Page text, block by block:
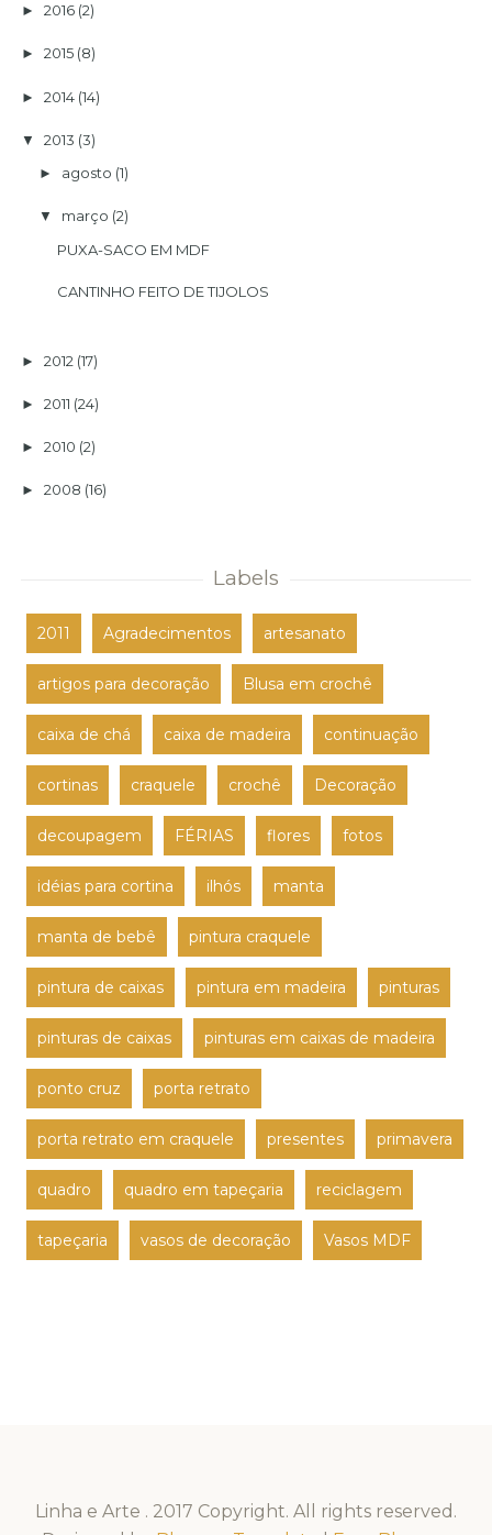
►2016 (2)
►2015 (8)
►2014 (14)
▼ 2013 (3)
► agosto (1)
▼ março (2)
PUXA-SACO EM MDF
CANTINHO FEITO DE TIJOLOS
►2012 (17)
►2011 (24)
►2010 (2)
►2008 (16)
Labels
2011 Agradecimentos artesanato
artigos para decoração Blusa em crochê
caixa de chá caixa de madeira continuação
cortinas craquele crochê Decoração
decoupagem FÉRIAS flores fotos
idéias para cortina ilhós manta
manta de bebê pintura craquele
pintura de caixas pintura em madeira pinturas
pinturas de caixas pinturas em caixas de madeira
ponto cruz porta retrato
porta retrato em craquele presentes primavera
quadro quadro em tapeçaria reciclagem
tapeçaria vasos de decoração Vasos MDF
Linha e Arte . 2017 Copyright. All rights reserved.